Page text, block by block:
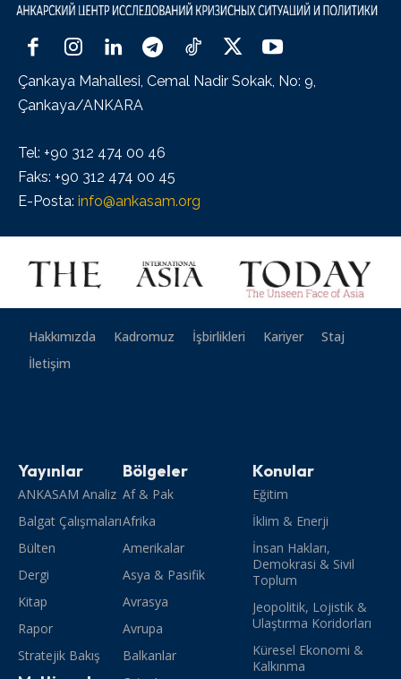
Çankaya Mahallesi, Cemal Nadir Sokak, No: 9,
Çankaya/ANKARA
Tel: +90 312 474 00 46
Faks: +90 312 474 00 45
E-Posta: info@ankasam.org
Hakkımızda Kadromuz İşbirlikleri Kariyer
Staj
İletişim
Yayınlar
ANKASAM Analiz
Balgat Çalışmaları
Bülten
Dergi
Kitap
Rapor
Stratejik Bakış
Bölgeler
Af & Pak
Afrika
Amerikalar
Asya & Pasifik
Avrasya
Avrupa
Balkanlar
Konular
Eğitim
İklim & Enerji
İnsan Hakları,
Demokrasi & Sivil
Toplum
Jeopolitik, Lojistik &
Ulaştırma Koridorları
Küresel Ekonomi &
Kalkınma